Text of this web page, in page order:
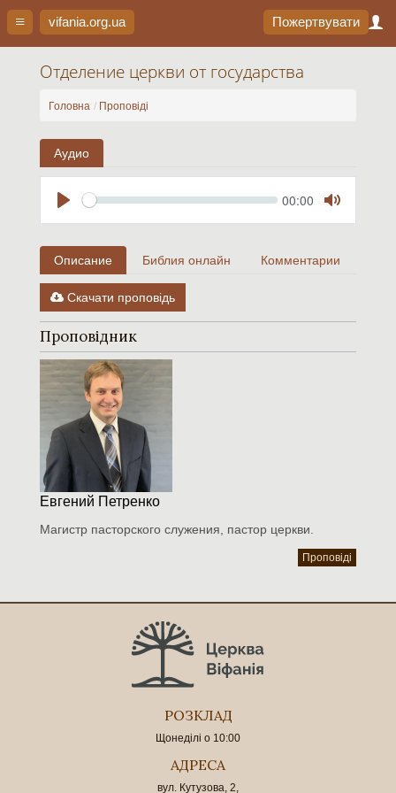
vifania.org.ua Пожертвувати
Отделение церкви от государства
Головна Проповіді
Аудио
Seek Current
00:00
Mute
Описание Библия онлайн Комментарии
Скачати проповідь
Проповідник
Евгений Петренко
Магистр пасторского служения, пастор церкви.
Проповіді
РОЗКЛАД
Щонеділі о 10:00
АДРЕСА
вул. Кутузова, 2,